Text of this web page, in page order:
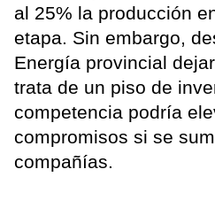
al 25% la producción
etapa. Sin embargo,
Energía provincial
trata de un piso de
competencia podría
compromisos si se
compañías.